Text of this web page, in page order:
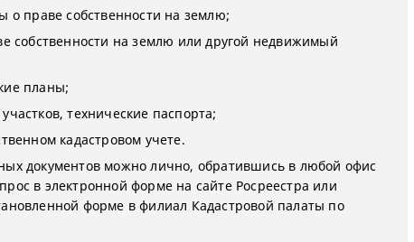
о праве собственности на землю;
собственности на землю или другой недвижимый
планы;
технические паспорта;
кадастровом учете.
документов можно лично, обратившись в любой офис
в электронной форме на сайте Росреестра или
форме в филиал Кадастровой палаты по